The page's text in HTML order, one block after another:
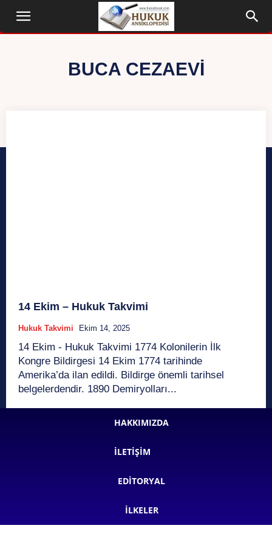
BUCA CEZAEVI
14 Ekim – Hukuk Takvimi
Hukuk Takvimi Ekim 14, 2025
14 Ekim - Hukuk Takvimi 1774 Kolonilerin İlk
Kongre Bildirgesi 14 Ekim 1774 tarihinde
Amerika’da ilan edildi. Bildirge önemli tarihsel
belgelerdendir. 1890 Demiryolları...
HAKKIMIZDA
İLETIŞIM
EDITORYAL
İLKELER